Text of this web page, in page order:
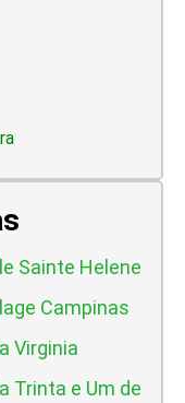
Sainte Helene
Campinas
Virginia
Trinta e Um de